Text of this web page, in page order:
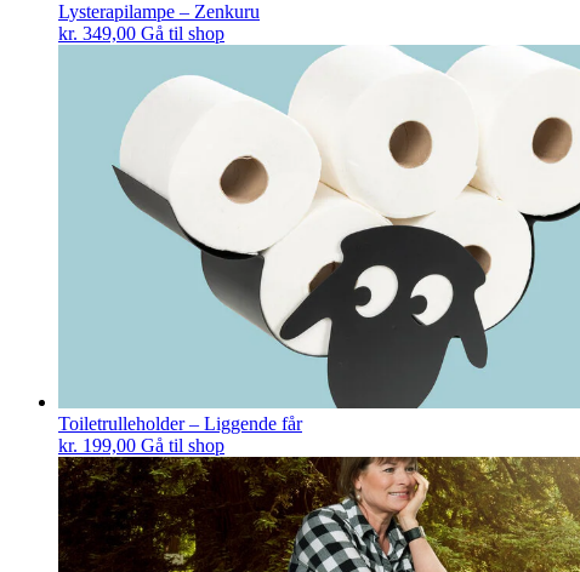
Lysterapilampe – Zenkuru
kr. 349,00 Gå til shop
Toiletrulleholder – Liggende får
kr. 199,00 Gå til shop